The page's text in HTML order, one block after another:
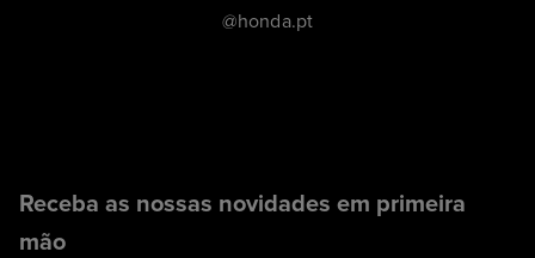
@honda.pt
Receba as nossas novidades em primeira
mão